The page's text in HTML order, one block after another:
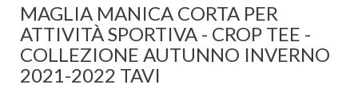
MAGLIA MANICA CORTA PER
ATTIVITÀ SPORTIVA - CROP TEE -
COLLEZIONE AUTUNNO INVERNO
2021-2022 TAVI